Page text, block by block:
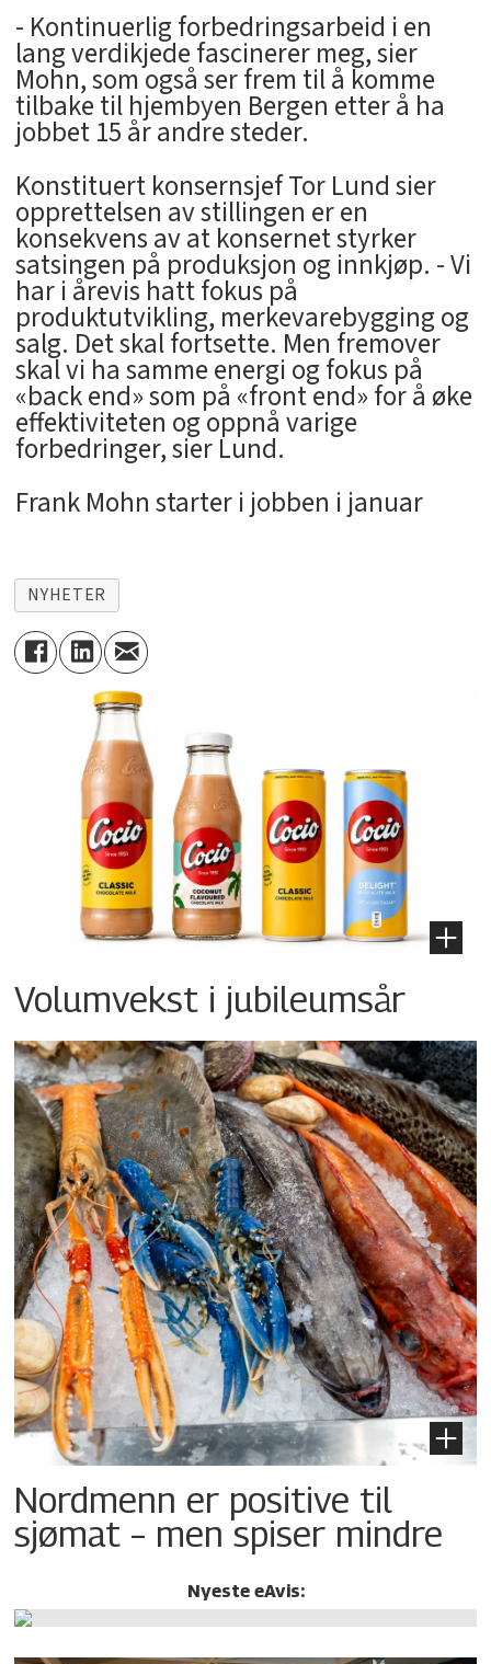
- Kontinuerlig forbedringsarbeid i en
lang verdikjede fascinerer meg, sier
Mohn, som også ser frem til å komme
tilbake til hjembyen Bergen etter å ha
jobbet 15 år andre steder.
Konstituert konsernsjef Tor Lund sier
opprettelsen av stillingen er en
konsekvens av at konsernet styrker
satsingen på produksjon og innkjøp. - Vi
har i årevis hatt fokus på
produktutvikling, merkevarebygging og
salg. Det skal fortsette. Men fremover
skal vi ha samme energi og fokus på
«back end» som på «front end» for å øke
effektiviteten og oppnå varige
forbedringer, sier Lund.
Frank Mohn starter i jobben i januar
NYHETER
Volumvekst i jubileumsår
Nordmenn er positive til
sjømat – men spiser mindre
Nyeste eAvis: